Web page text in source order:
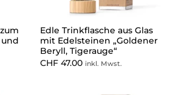
Edle Trinkflasche aus Glas
mit Edelsteinen „Goldener
Beryll, Tigerauge“
CHF47.00 inkl. Mwst.